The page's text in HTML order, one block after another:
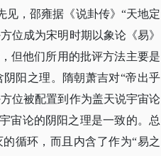
见，邵雍据《说卦传》“天地定
位成为宋明时期以象论《易》
但他们所用的批评方法主要是
阳之理。隋朝萧吉对“帝出乎
位被配置到作为盖天说宇宙论
宙论的阴阳之理是一致的。总
循环，而且内含了作为“易之